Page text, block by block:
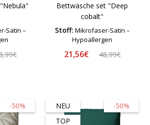
Satin –
Bettwäsche set "Deep
cobalt"
Stoff: Mikrofaser-Satin –
Hypoallergen
21,56€ 48,99€
-50% -50%
NEU
TOP